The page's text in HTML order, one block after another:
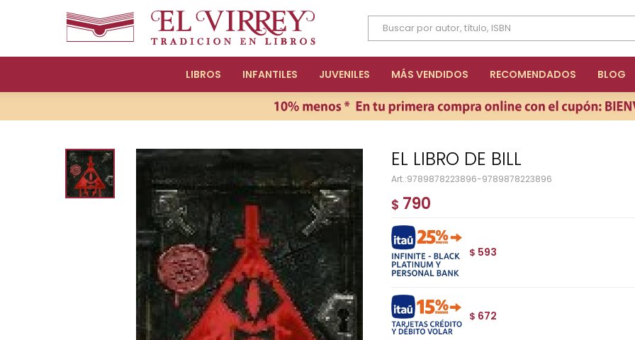
LIBROS INFANTILES JUVENILES MÁS VENDIDOS RECOMENDADOS BLOG
EL LIBRO DE BILL
9789878223896-9789878223896
$ 790
$ 593
$ 672